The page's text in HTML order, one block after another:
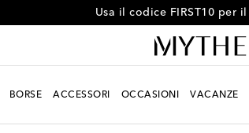
Ottieni il -10% sul tuo
BORSE ACCESSORI OCCASIONI VACANZE